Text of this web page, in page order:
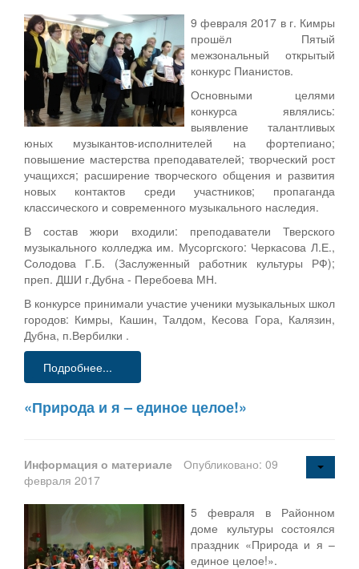
9 февраля 2017 в г. Кимры
прошёл Пятый
межзональный открытый
конкурс Пианистов.
Основными целями
конкурса являлись:
выявление талантливых
юных музыкантов-исполнителей на фортепиано;
повышение мастерства преподавателей; творческий рост
учащихся; расширение творческого общения и развития
новых контактов среди участников; пропаганда
классического и современного музыкального наследия.
В состав жюри входили: преподаватели Тверского
музыкального колледжа им. Мусоргского: Черкасова Л.Е.,
Солодова Г.Б. (Заслуженный работник культуры РФ);
преп. ДШИ г.Дубна - Перебоева МН.
В конкурсе принимали участие ученики музыкальных школ
городов: Кимры, Кашин, Талдом, Кесова Гора, Калязин,
Дубна, п.Вербилки .
Подробнее...
«Природа и я – единое целое!»
Информация о материале
Опубликовано: 09
февраля 2017
5 февраля в Районном
доме культуры состоялся
праздник «Природа и я –
единое целое!».